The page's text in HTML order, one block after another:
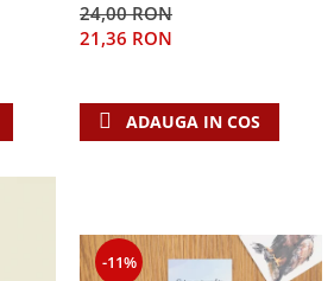
24,00 RON
21,36 RON
ADAUGA IN COS
-11%